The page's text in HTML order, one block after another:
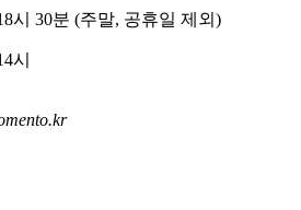
시 30분 (주말, 공휴일 제외)
시